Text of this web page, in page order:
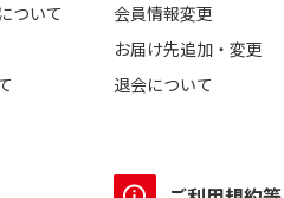
ついて
会員情報変更
お届け先追加・変更
退会について